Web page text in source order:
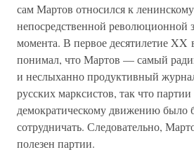
сам Мартов относился к
непосредственной революционной
момента. В первое десятилетие
понимал, что Мартов — самый
и неслыханно продуктивный
русских марксистов, так что
демократическому движению было
сотрудничать. Следовательно,
полезен партии.